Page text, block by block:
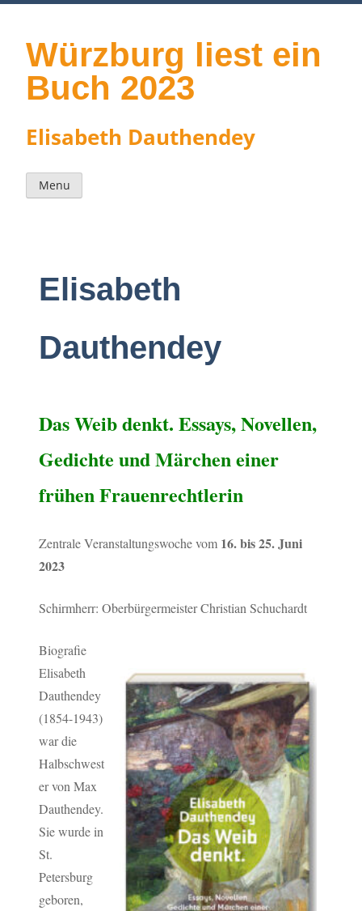
Skip
Würzburg liest ein
Buch 2023
Elisabeth Dauthendey
Menu
Elisabeth
Dauthendey
Das Weib denkt. Essays, Novellen,
Gedichte und Märchen einer
frühen Frauenrechtlerin
Zentrale Veranstaltungswoche vom 16. bis 25. Juni
2023
Schirmherr: Oberbürgermeister Christian Schuchardt
Biografie
Elisabeth
Dauthendey
(1854-1943)
war die
Halbschwest
er von Max
Dauthendey.
Sie wurde in
St.
Petersburg
geboren,